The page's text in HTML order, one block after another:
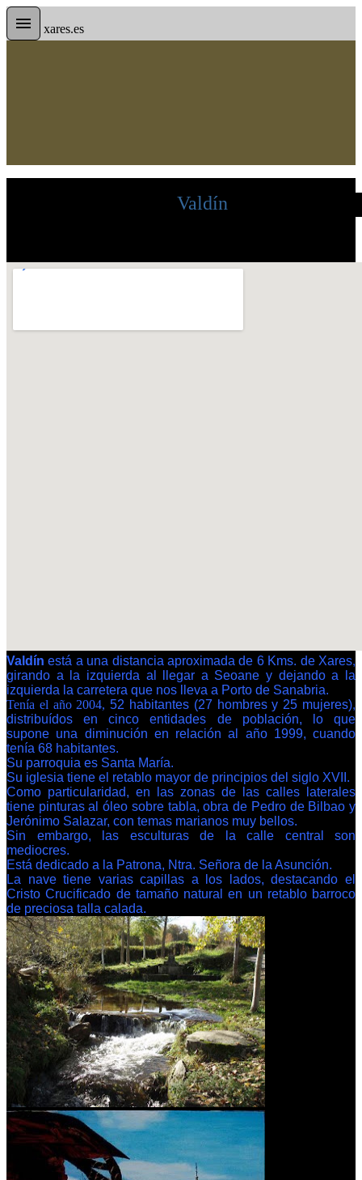
xares.es
Valdín está a una distancia aproximada de 6 Kms. de Xares,
girando a la izquierda al llegar a Seoane y dejando a la
izquierda la carretera que nos lleva a Porto de Sanabria.
Tenía el año 2004,52 habitantes (27 hombres y 25 mujeres),
distribuídos en cinco entidades de población, lo que
supone una diminución en relación al año 1999, cuando
tenía 68 habitantes.
Su parroquia es Santa María.
Su iglesia tiene el retablo mayor de principios del siglo XVII.
Como particularidad, en las zonas de las calles laterales
tiene pinturas al óleo sobre tabla, obra de Pedro de Bilbao y
Jerónimo Salazar, con temas marianos muy bellos.
Sin embargo, las esculturas de la calle central son
mediocres.
Está dedicado a la Patrona, Ntra. Señora de la Asunción.
La nave tiene varias capillas a los lados, destacando el
Cristo Crucificado de tamaño natural en un retablo barroco
de preciosa talla calada.